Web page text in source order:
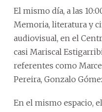
El mismo día, a las
Memoria, literatura y
audiovisual, en el
casi Mariscal
referentes como
Pereira, Gonzalo
En el mismo espacio,